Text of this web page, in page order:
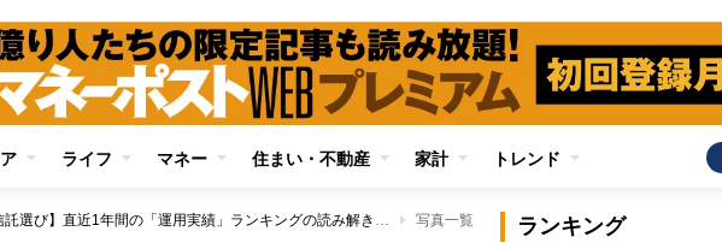
ライフ マネー 住まい・不動産 家計 トレンド
【新NISAの投資信託選び】直近1年間の「運用実績」ランキングの読み解き方 「S&P500」は強いが「オルカン」が圏外の理由 写真一覧 ランキング